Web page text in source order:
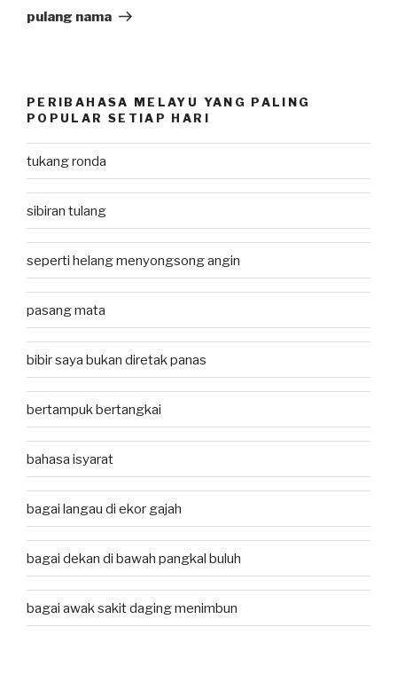
Post
pulang nama
PERIBAHASA MELAYU YANG PALING
POPULAR SETIAP HARI
tukang ronda
sibiran tulang
seperti helang menyongsong angin
pasang mata
bibir saya bukan diretak panas
bertampuk bertangkai
bahasa isyarat
bagai langau di ekor gajah
bagai dekan di bawah pangkal buluh
bagai awak sakit daging menimbun